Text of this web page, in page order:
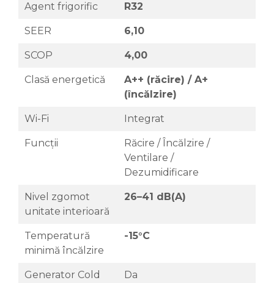
Agent frigorific R32
SEER 6,10
SCOP 4,00
Clasă energetică
A++ (răcire) / A+
(încălzire)
Wi-Fi Integrat
Funcții
Răcire / Încălzire /
Ventilare /
Dezumidificare
Nivel zgomot
unitate interioară
26–41 dB(A)
Temperatură
minimă încălzire
-15°C
Generator Cold
Da